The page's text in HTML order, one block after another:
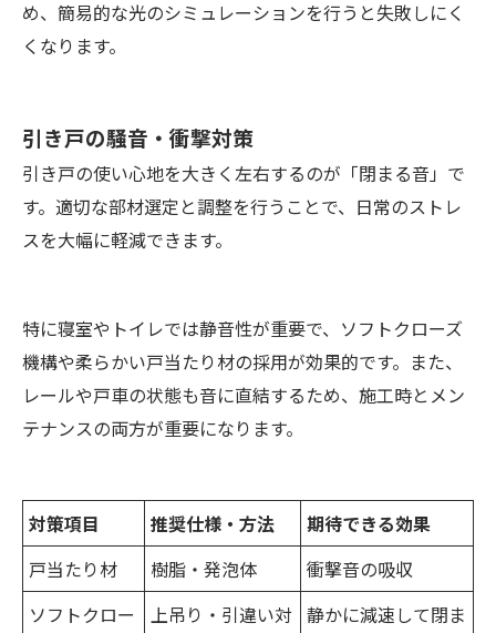
め、簡易的な光のシミュレーションを行うと失敗しにく
くなります。
引き戸の騒音・衝撃対策
引き戸の使い心地を大きく左右するのが「閉まる音」で
す。適切な部材選定と調整を行うことで、日常のストレ
スを大幅に軽減できます。
特に寝室やトイレでは静音性が重要で、ソフトクローズ
機構や柔らかい戸当たり材の採用が効果的です。また、
レールや戸車の状態も音に直結するため、施工時とメン
テナンスの両方が重要になります。
対策項目 推奨仕様・方法
期待できる効果
戸当たり材
樹脂・発泡体
衝撃音の吸収
ソフトクロー
上吊り・引違い対 静かに減速して閉ま